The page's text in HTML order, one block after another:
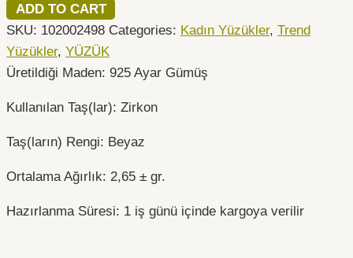
ADD TO CART
SKU: 102002498 Categories: Kadın Yüzükler, Trend
Yüzükler, YÜZÜK
Üretildiği Maden: 925 Ayar Gümüş
Kullanılan Taş(lar): Zirkon
Taş(ların) Rengi: Beyaz
Ortalama Ağırlık: 2,65 ± gr.
Hazırlanma Süresi: 1 iş günü içinde kargoya verilir